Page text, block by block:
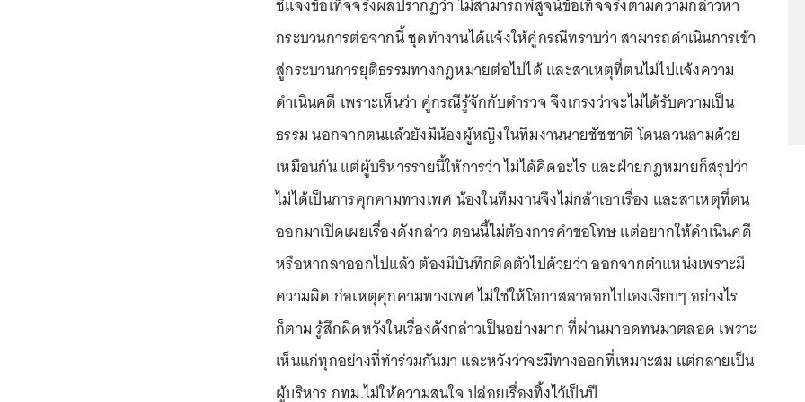
ชี้แจงข้อเท็จจริงผลปรากฏว่า ไม่สามารถพิสูจน์ข้อเท็จจริงตามความกล่าวหา
กระบวนการต่อจากนี้ ชุดทำงานได้แจ้งให้คู่กรณีทราบว่า สามารถดำเนินการเข้า
สู่กระบวนการยุติธรรมทางกฎหมายต่อไปได้ และสาเหตุที่ตนไม่ไปแจ้งความ
ดำเนินคดี เพราะเห็นว่า คู่กรณีรู้จักกับตำรวจ จึงเกรงว่าจะไม่ได้รับความเป็น
ธรรม นอกจากตนแล้วยังมีน้องผู้หญิงในทีมงานนายชัชชาติ โดนลวนลามด้วย
เหมือนกัน แต่ผู้บริหารรายนี้ให้การว่า ไม่ได้คิดอะไร และฝ่ายกฎหมายก็สรุปว่า
ไม่ได้เป็นการคุกคามทางเพศ น้องในทีมงานจึงไม่กล้าเอาเรื่อง และสาเหตุที่ตน
ออกมาเปิดเผยเรื่องดังกล่าว ตอนนี้ไม่ต้องการคำขอโทษ แต่อยากให้ดำเนินคดี
หรือหากลาออกไปแล้ว ต้องมีบันทึกติดตัวไปด้วยว่า ออกจากตำแหน่งเพราะมี
ความผิด ก่อเหตุคุกคามทางเพศ ไม่ใช่ให้โอกาสลาออกไปเองเงียบๆ อย่างไร
ก็ตาม รู้สึกผิดหวังในเรื่องดังกล่าวเป็นอย่างมาก ที่ผ่านมาอดทนมาตลอด เพราะ
เห็นแก่ทุกอย่างที่ทำร่วมกันมา และหวังว่าจะมีทางออกที่เหมาะสม แต่กลายเป็น
ผู้บริหาร กทม.ไม่ให้ความสนใจ ปล่อยเรื่องทิ้งไว้เป็นปี